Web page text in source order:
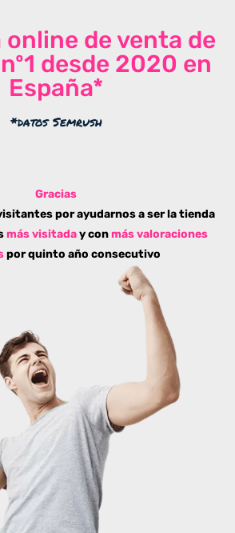
online de venta de
desde 2020 en
España*
*datos Semrush
Gracias
por ayudarnos a ser la tienda
más visitaday conmás valoraciones
por quinto año consecutivo